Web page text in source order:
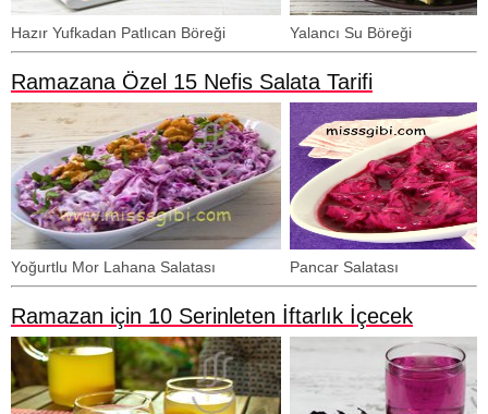
Hazır Yufkadan Patlıcan Böreği Yalancı Su Böreği
Ramazana Özel 15 Nefis Salata Tarifi
Yoğurtlu Mor Lahana Salatası Pancar Salatası
Ramazan için 10 Serinleten İftarlık İçecek